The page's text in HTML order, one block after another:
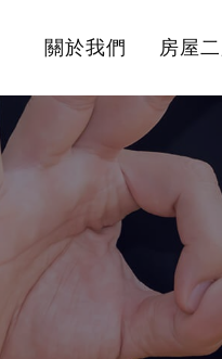
關於我們 房屋